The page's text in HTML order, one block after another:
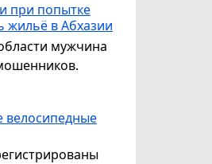
при попытке
жильё в Абхазии
мужчина